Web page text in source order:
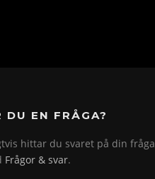
DU EN FRÅGA?
hittar du svaret på din fråga
Frågor & svar.